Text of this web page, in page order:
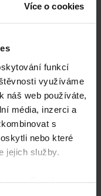
Více o cookies
funkcí
využíváme
náš web používáte,
média, inzerci a
s
nebo které
jejich služby.